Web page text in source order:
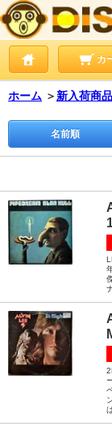
カ
ホーム ＞ 新入荷商
名前順